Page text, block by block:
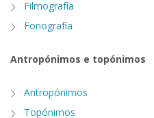
Filmografía
Fonografía
Antropónimos e topónimos
Antropónimos
Topónimos